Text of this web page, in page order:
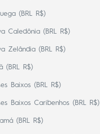
(BRL R$)
Caledônia (BRL R$)
Zelândia (BRL R$)
(BRL R$)
Baixos (BRL R$)
Baixos Caribenhos (BRL R$)
(BRL R$)